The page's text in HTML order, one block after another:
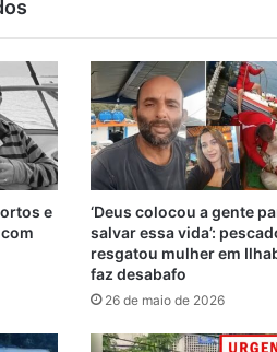
e
‘Deus colocou a gente
salvar essa vida’:
resgatou mulher em
faz desabafo
26 de maio de 2026